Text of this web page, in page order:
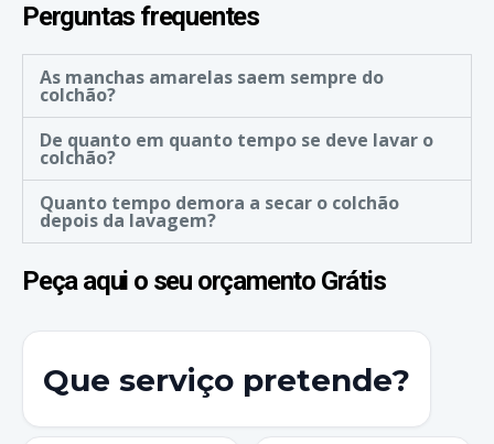
Perguntas frequentes
As manchas amarelas saem sempre do
colchão?
De quanto em quanto tempo se deve lavar o
colchão?
Quanto tempo demora a secar o colchão
depois da lavagem?
Peça aqui o seu orçamento Grátis
Que serviço pretende?